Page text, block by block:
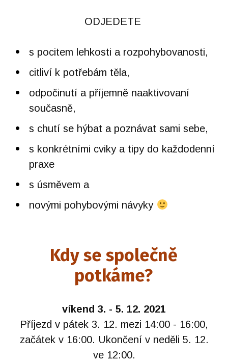
ODJEDETE
s pocitem lehkosti a rozpohybovanosti,
citliví k potřebám těla,
odpočinutí a příjemně naaktivovaní
současně,
s chutí se hýbat a poznávat sami sebe,
s konkrétními cviky a tipy do každodenní
praxe
s úsměvem a
novými pohybovými návyky
Kdy se společně
potkáme?
víkend 3. - 5. 12. 2021
Příjezd v pátek 3. 12. mezi 14:00 - 16:00,
začátek v 16:00. Ukončení v neděli 5. 12.
ve 12:00.